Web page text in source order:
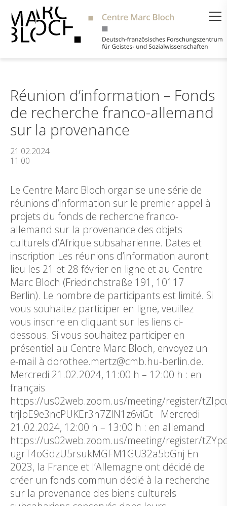
Réunion d’information – Fonds
de recherche franco-allemand
sur la provenance
21.02.2024
11:00
Le Centre Marc Bloch organise une série de
réunions d’information sur le premier appel à
projets du fonds de recherche franco-
allemand sur la provenance des objets
culturels d’Afrique subsaharienne. Dates et
inscription Les réunions d’information auront
lieu les 21 et 28 février en ligne et au Centre
Marc Bloch (Friedrichstraße 191, 10117
Berlin). Le nombre de participants est limité. Si
vous souhaitez participer en ligne, veuillez
vous inscrire en cliquant sur les liens ci-
dessous. Si vous souhaitez participer en
présentiel au Centre Marc Bloch, envoyez un
e-mail à dorothee.mertz@cmb.hu-berlin.de.
Mercredi 21.02.2024, 11:00 h – 12:00 h : en
français
https://us02web.zoom.us/meeting/register/
trjIpE9e3ncPUKEr3h7ZIN1z6viGt Mercredi
21.02.2024, 12:00 h – 13:00 h : en allemand
https://us02web.zoom.us/meeting/register/
ugrT4oGdzU5rsukMGFM1GU32a5bGnj En
2023, la France et l’Allemagne ont décidé de
créer un fonds commun dédié à la recherche
sur la provenance des biens culturels